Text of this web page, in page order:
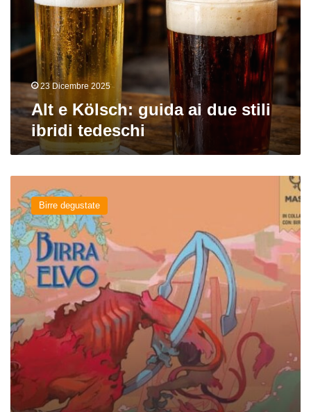
ibridi
tedeschi
23 Dicembre 2025
Alt e Kölsch: guida ai due stili
ibridi tedeschi
del
birrificio
Birra
Elvo
Birre degustate